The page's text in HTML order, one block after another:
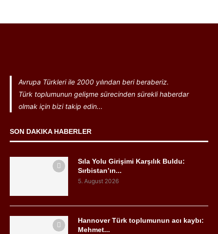
Avrupa Türkleri ile 2000 yılından beri beraberiz.
Türk toplumunun gelişme sürecinden sürekli haberdar
olmak için bizi takip edin...
SON DAKIKA HABERLER
Sıla Yolu Girişimi Karşılık Buldu:
Sırbistan’ın...
5. August 2026
Hannover Türk toplumunun acı kaybı:
Mehmet...